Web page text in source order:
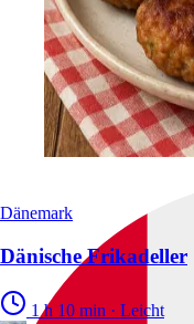
Dänemark
Dänische Frikadeller
1 h 10 min · Leicht